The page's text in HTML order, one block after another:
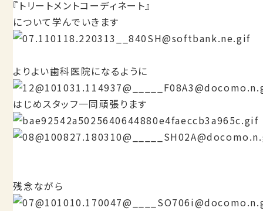
『トリートメントコーディネート』
について学んでいきます
よりよい歯科医院になるように
はじめスタッフ一同頑張ります
残念ながら